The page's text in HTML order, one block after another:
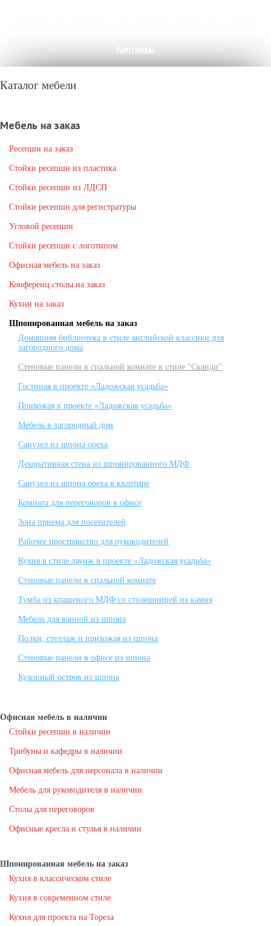
Контакты
Каталог мебели
Мебель на заказ
Ресепшн на заказ
Стойки ресепшн из пластика
Стойки ресепшн из ЛДСП
Стойки ресепшн для регистратуры
Угловой ресепшн
Стойки ресепшн с логотипом
Офисная мебель на заказ
Конференц столы на заказ
Кухни на заказ
Шпонированная мебель на заказ
Домашняя библиотека в стиле английской классики для
загородного дома
Стеновые панели в спальной комнате в стиле "Сканди"
Гостиная в проекте «Ладожская усадьба»
Прихожая в проекте «Ладожская усадьба»
Мебель в загородный дом
Санузел из шпона ореха
Декоративная стена из шпонированного МДФ
Санузел из шпона ореха в квартире
Комната для переговоров в офисе
Зона приема для посетителей
Рабочее пространство для руководителей
Кухня в стиле лаунж в проекте «Ладожская усадьба»
Стеновые панели в спальной комнате
Тумба из крашеного МДФ со столешницей из камня
Мебель для ванной из шпона
Полки, стеллаж и прихожая из шпона
Стеновые панели в офисе из шпона
Кухонный остров из шпона
Офисная мебель в наличии
Стойки ресепшн в наличии
Трибуны и кафедры в наличии
Офисная мебель для персонала в наличии
Мебель для руководителя в наличии
Столы для переговоров
Офисные кресла и стулья в наличии
Шпонированная мебель на заказ
Кухня в классическом стиле
Кухня в современном стиле
Кухня для проекта на Тореза